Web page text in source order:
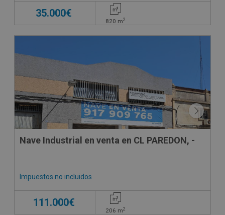
35.000€
820 m2
Nave Industrial en venta en CL PAREDON, -
Impuestos no incluidos
111.000€
206 m2